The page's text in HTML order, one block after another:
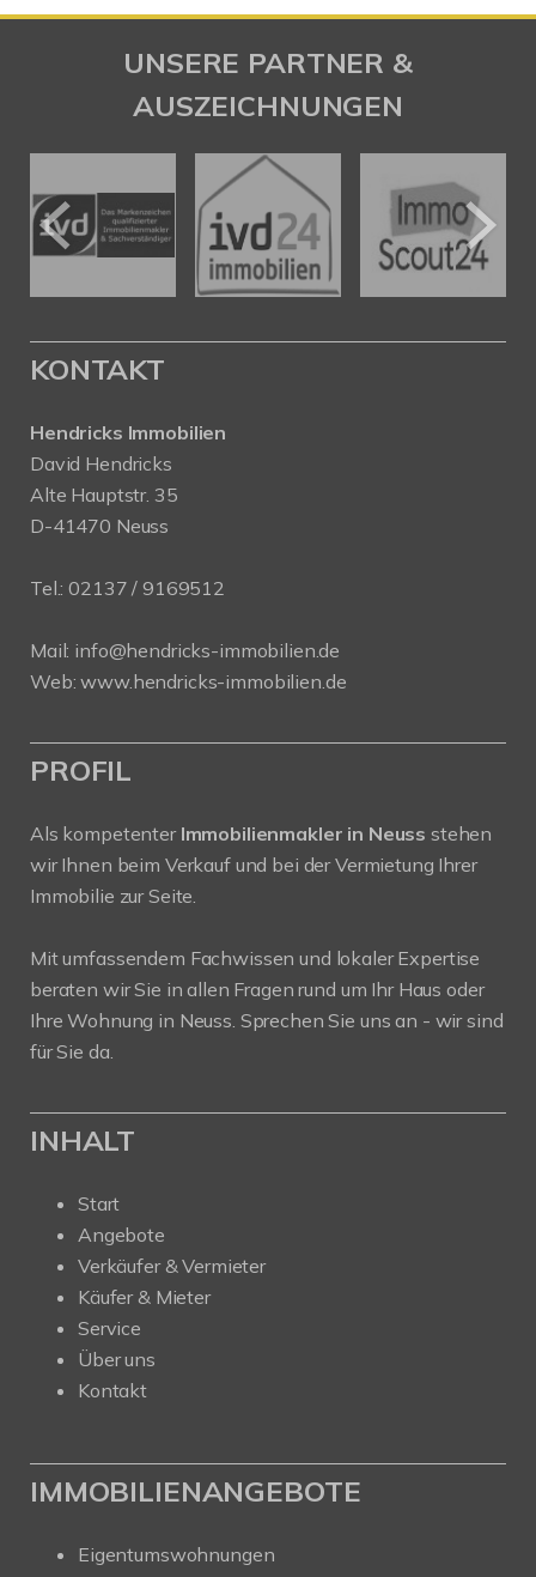
UNSERE PARTNER &
AUSZEICHNUNGEN
KONTAKT
Hendricks Immobilien
David Hendricks
Alte Hauptstr. 35
D-41470 Neuss
Tel.: 02137 / 9169512
Mail: info@hendricks-immobilien.de
Web:www.hendricks-immobilien.de
PROFIL
Als kompetenter Immobilienmakler in Neuss stehen
wir Ihnen beim Verkauf und bei der Vermietung Ihrer
Immobilie zur Seite.
Mit umfassendem Fachwissen und lokaler Expertise
beraten wir Sie in allen Fragen rund um Ihr Haus oder
Ihre Wohnung in Neuss. Sprechen Sie uns an - wir sind
für Sie da.
INHALT
Start
Angebote
Verkäufer & Vermieter
Käufer & Mieter
Service
Über uns
Kontakt
IMMOBILIENANGEBOTE
Eigentumswohnungen